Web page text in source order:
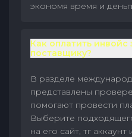
экономя время и
Как оплатить
поставщику?
В разделе
представлены
помогают провести
Выберите
на его сайт, тг аккаунт